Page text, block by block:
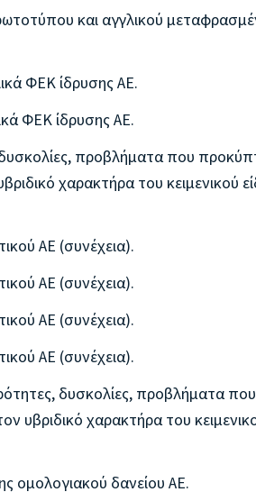
και αγγλικού
ΦΕΚ ίδρυσης ΑΕ.
ΦΕΚ ίδρυσης ΑΕ.
δυσκολίες, προβλήματα που
χαρακτήρα του κειμενικού
ΑΕ (συνέχεια).
ΑΕ (συνέχεια).
ΑΕ (συνέχεια).
ΑΕ (συνέχεια).
δυσκολίες, προβλήματα
υβριδικό χαρακτήρα του
ομολογιακού δανείου ΑΕ.